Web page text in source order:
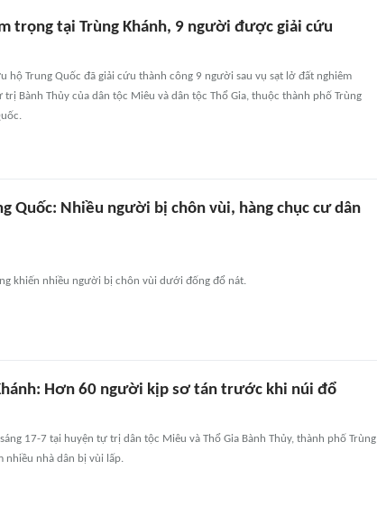
trọng tại Trùng Khánh, 9 người được giải cứu
hộ Trung Quốc đã giải cứu thành công 9 người sau vụ sạt lở đất nghiêm
Bành Thủy của dân tộc Miêu và dân tộc Thổ Gia, thuộc thành phố Trùng
Quốc: Nhiều người bị chôn vùi, hàng chục cư dân
khiến nhiều người bị chôn vùi dưới đống đổ nát.
Hơn 60 người kịp sơ tán trước khi núi đổ
17-7 tại huyện tự trị dân tộc Miêu và Thổ Gia Bành Thủy, thành phố Trùng
nhiều nhà dân bị vùi lấp.